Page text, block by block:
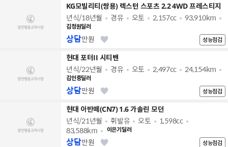
KG모빌리티(쌍용) 렉스턴 스포츠 2.2 4WD 프레스티지
년식/18년월 경유 오토 2,157cc 93,910km
김정원딜러
성능점검
상담만원
현대 포터II 시티밴
년식/22년월 경유 오토 2,497cc 24,154km
김인중딜러
성능점검
상담만원
현대 아반떼(CN7) 1.6 가솔린 모던
년식/21년월 휘발유 오토
1,598cc
83,588km
이은기딜러
성능점검
상담만원